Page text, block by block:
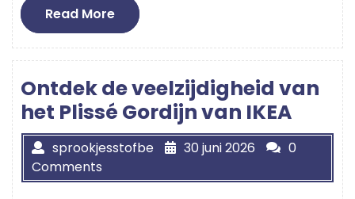
Read MoreRead
More
Ontdek de veelzijdigheid van
het Plissé Gordijn van IKEA
sprookjesstofbe 30 juni 2026
0
Comments